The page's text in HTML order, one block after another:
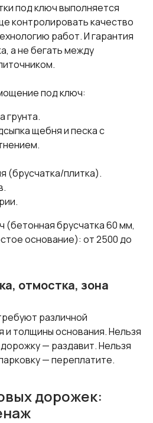
под ключ выполняется
контролировать качество
работ. И гарантия
а не бегать между
под ключ:
грунта.
щебня и песка с
(брусчатка/плитка).
брусчатка 60 мм,
основание): от 2500 до
отмостка, зона
различной
и толщины основания. Нельзя
— раздавит. Нельзя
— переплатите.
дорожек: